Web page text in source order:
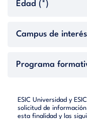
ESIC Universidad y
solicitud de
esta finalidad y las